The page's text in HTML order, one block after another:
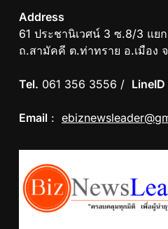
Address
61 ประชานิเวศน์ 3 ซ.8/3 แยก
ถ.สามัคคี ต.ท่าทราย อ.เมือง
Tel. 061 356 3556 / LineID
Email :